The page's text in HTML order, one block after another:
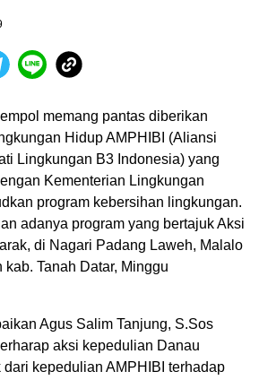
memang pantas diberikan
Hidup AMPHIBI (Aliansi
Lingkungan B3 Indonesia) yang
Kementerian Lingkungan
program kebersihan lingkungan.
adanya program yang bertajuk Aksi
di Nagari Padang Laweh, Malalo
Tanah Datar, Minggu
Agus Salim Tanjung, S.Sos
aksi kepedulian Danau
kepedulian AMPHIBI terhadap